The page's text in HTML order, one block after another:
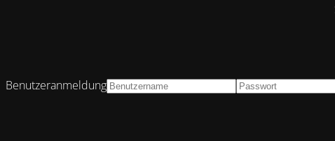
Benutzeranmeldung